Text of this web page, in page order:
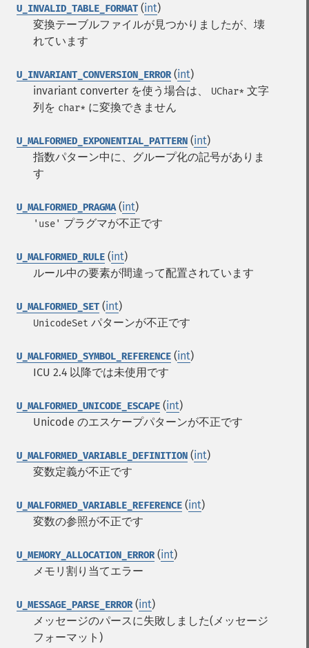
U_INVALID_TABLE_FORMAT (int)
変換テーブルファイルが見つかりましたが、壊
れています
U_INVARIANT_CONVERSION_ERROR(int)
invariant converter を使う場合は、
UChar* 文字
列を char* に変換できません
U_MALFORMED_EXPONENTIAL_PATTERN (int)
指数パターン中に、グループ化の記号がありま
す
U_MALFORMED_PRAGMA(int)
'use' プラグマが不正です
U_MALFORMED_RULE (int)
ルール中の要素が間違って配置されています
U_MALFORMED_SET (int)
UnicodeSet パターンが不正です
U_MALFORMED_SYMBOL_REFERENCE (int)
ICU 2.4 以降では未使用です
U_MALFORMED_UNICODE_ESCAPE (int)
Unicode のエスケープパターンが不正です
U_MALFORMED_VARIABLE_DEFINITION (int)
変数定義が不正です
U_MALFORMED_VARIABLE_REFERENCE (int)
変数の参照が不正です
U_MEMORY_ALLOCATION_ERROR(int)
メモリ割り当てエラー
U_MESSAGE_PARSE_ERROR(int)
メッセージのパースに失敗しました(メッセージ
フォーマット)